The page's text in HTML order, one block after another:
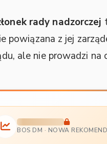
rady nadzorczej
powiązana z jej
ale nie prowadzi na
BOS DM · NOWA